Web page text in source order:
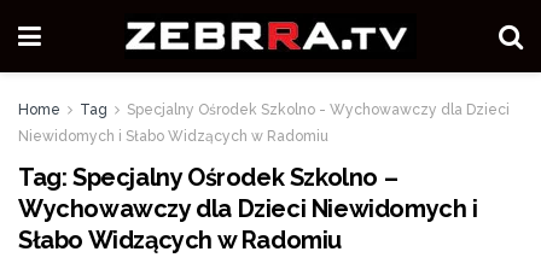
Home Tag
Specjalny Ośrodek Szkolno - Wychowawczy dla Dzieci
Niewidomych i Słabo Widzących w Radomiu
Tag: Specjalny Ośrodek Szkolno –
Wychowawczy dla Dzieci Niewidomych i
Słabo Widzących w Radomiu